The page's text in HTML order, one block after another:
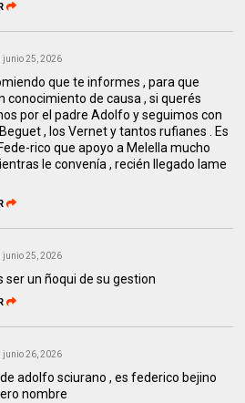
junio 25, 2026
que te informes , para que
conocimiento de causa , si querés
por el padre Adolfo y seguimos con
, los Vernet y tantos rufianes . Es
rico que apoyo a Melella mucho
le convenía , recién llegado lame
junio 25, 2026
ser un ñoqui de su gestion
junio 26, 2026
adolfo sciurano , es federico bejino
nombre